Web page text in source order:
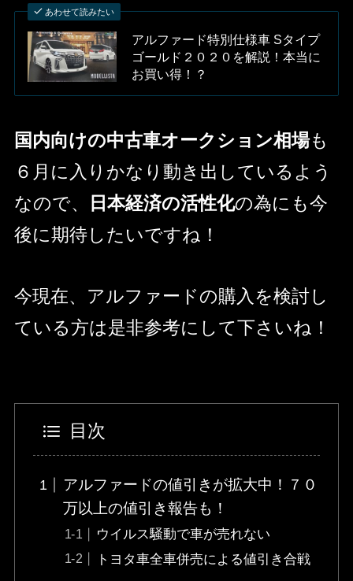
あわせて読みたい
アルファード特別仕様車 Sタイプ
ゴールド２０２０を解説！本当に
お買い得！？
国内向けの中古車オークション相場も
６月に入りかなり動き出しているよう
なので、
日本経済の活性化の為にも今
後に期待したいですね！
今現在、アルファードの購入を検討し
ている方は是非参考にして下さいね！
目次
アルファードの値引きが拡大中！７０
万以上の値引き報告も！
ウイルス騒動で車が売れない
トヨタ車全車併売による値引き合戦